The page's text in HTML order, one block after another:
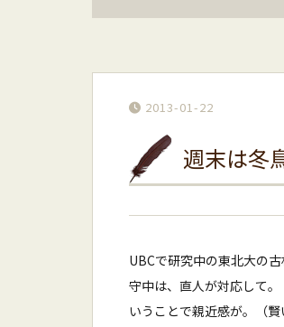
2013-01-22
週末は冬
UBCで研究中の東北大の
守中は、直人が対応して
いうことで親近感が。（